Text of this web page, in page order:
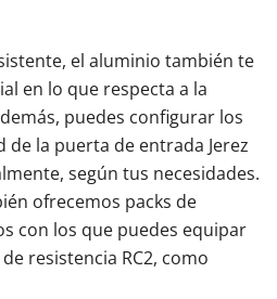
el aluminio también te
en lo que respecta a la
puedes configurar los
de la puerta de entrada Jerez
según tus necesidades.
ofrecemos packs de
con los que puedes equipar
resistencia RC2, como